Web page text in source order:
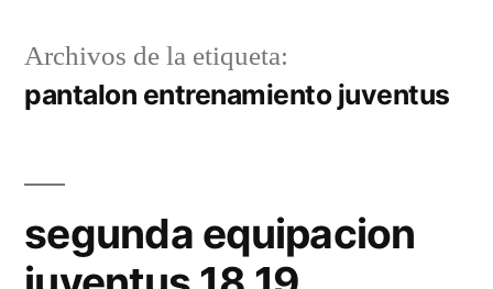
Archivos de la etiqueta:
pantalon entrenamiento juventus
segunda equipacion